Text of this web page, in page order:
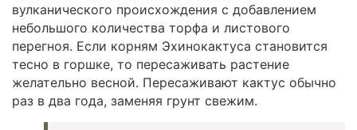
вулканического происхождения с добавлением
небольшого количества торфа и листового
перегноя. Если корням Эхинокактуса становится
тесно в горшке, то пересаживать растение
желательно весной. Пересаживают кактус обычно
раз в два года, заменяя грунт свежим.